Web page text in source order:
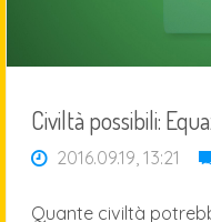
Civiltà possibili:
2016.09.19, 13:21
Quante civiltà